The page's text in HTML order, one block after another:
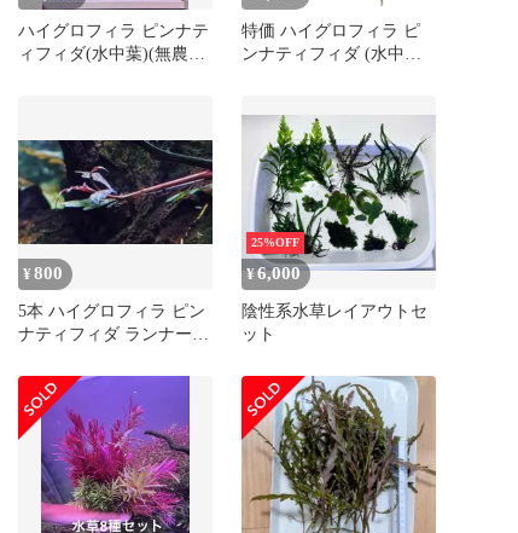
ハイグロフィラ ピンナテ
ィフィダ(水中葉)(無農薬)
特価 ハイグロフィラ ピ
ンナティフィダ (水中葉)
¥800
5本 ハイグロフィラ ピン
ナティフィダ ランナー株
償あり
25%OFF
¥6,000
陰性系水草レイアウトセ
ット